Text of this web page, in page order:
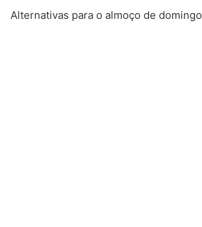
Alternativas para o almoço de domingo